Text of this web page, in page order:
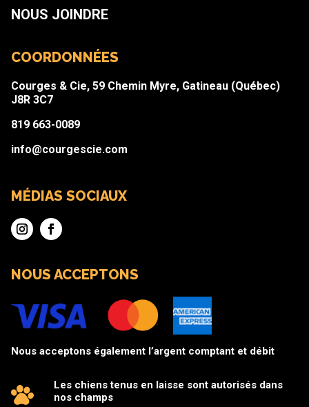
NOUS JOINDRE
COORDONNÉES
Courges & Cie, 59 Chemin Myre, Gatineau (Québec)
J8R 3C7
819 663-0089
info@courgescie.com
MÉDIAS SOCIAUX
NOUS ACCEPTONS
Nous acceptons également l’argent comptant et débit
Les chiens tenus en laisse sont autorisés dans
nos champs